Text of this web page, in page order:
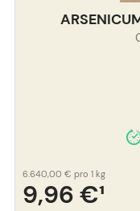
9,96 €¹
6.640,00 € pro 1 kg